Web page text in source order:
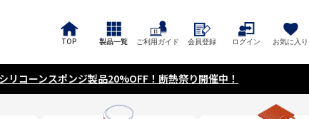
TOP 製品一覧 ご利用ガイド 会員登録 ログイン お気に入り
シリコーンスポンジ製品20%OFF！断熱祭り開催中！